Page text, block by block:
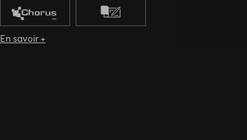
En savoir +